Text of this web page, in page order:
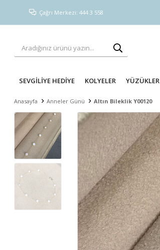
Çağrı Merkezi: 444 3 558
SEVGİLİYE HEDİYE KOLYELER YÜZÜKLER
Anasayfa Anneler Günü Altın Bileklik Y00120